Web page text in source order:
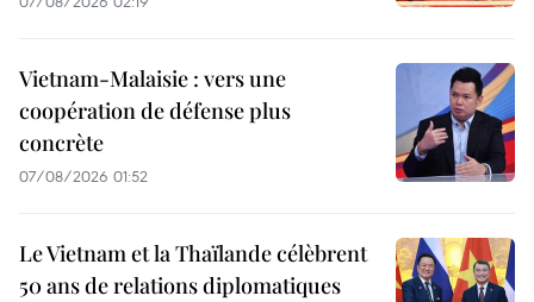
Vietnam-Malaisie : vers une
coopération de défense plus
concrète
07/08/2026 01:52
Le Vietnam et la Thaïlande célèbrent
50 ans de relations diplomatiques